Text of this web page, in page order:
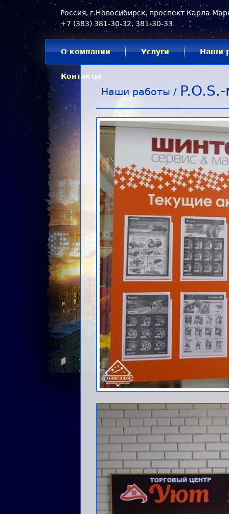
Россия, г.Новосибирск, проспект Карла
+7 (383) 381-30-32, 381-30-33
О компании Услуги Наши
Контакты
Наши работы /